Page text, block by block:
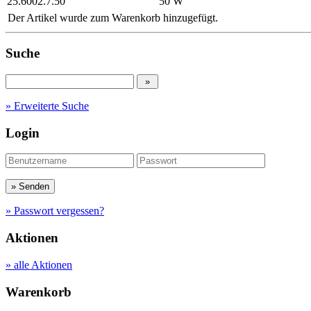
Der Artikel wurde zum Warenkorb hinzugefügt.
Suche
» Erweiterte Suche
Login
» Passwort vergessen?
Aktionen
» alle Aktionen
Warenkorb